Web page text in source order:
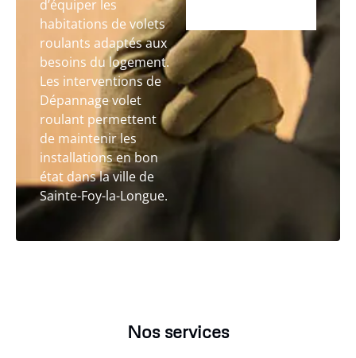
d’équiper les
habitations de volets
roulants adaptés aux
besoins du logement.
Les interventions de
Dépannage volet
roulant permettent
de maintenir les
installations en bon
état dans la ville de
Sainte-Foy-la-Longue.
Nos services